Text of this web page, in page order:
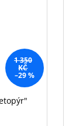
1 350
KČ
–29 %